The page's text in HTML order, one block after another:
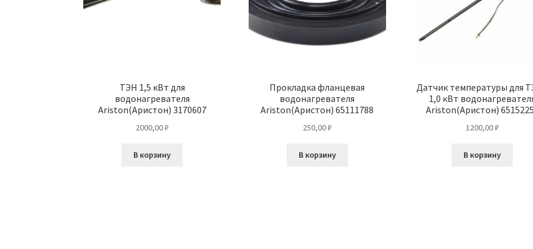
ТЭН 1,5 кВт для
водонагревателя
Ariston(Аристон) 3170607
2000,00₽
В корзину
Прокладка фланцевая
водонагревателя
Ariston(Аристон) 65111788
250,00₽
В корзину
Датчик температуры для
1,0 кВт
Ariston(Аристон)
1200,00₽
В корзину